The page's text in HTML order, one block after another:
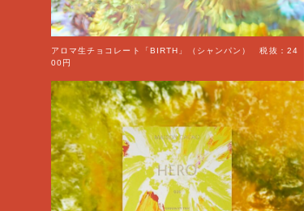
アロマ生チョコレート「BIRTH」（シャンパン） 税抜：24
00円